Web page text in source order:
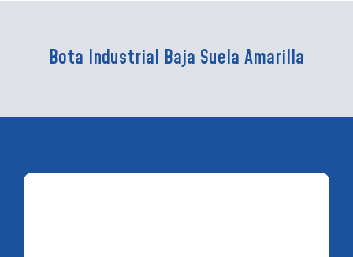
Bota Industrial Baja Suela Amarilla